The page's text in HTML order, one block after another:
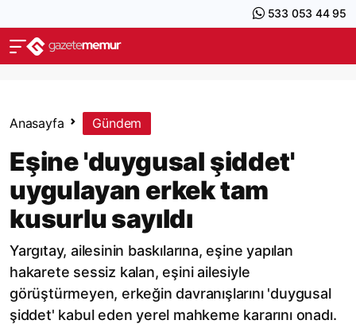
533 053 44 95
Anasayfa Gündem
Eşine 'duygusal şiddet'
uygulayan erkek tam
kusurlu sayıldı
Yargıtay, ailesinin baskılarına, eşine yapılan
hakarete sessiz kalan, eşini ailesiyle
görüştürmeyen, erkeğin davranışlarını 'duygusal
şiddet' kabul eden yerel mahkeme kararını onadı.